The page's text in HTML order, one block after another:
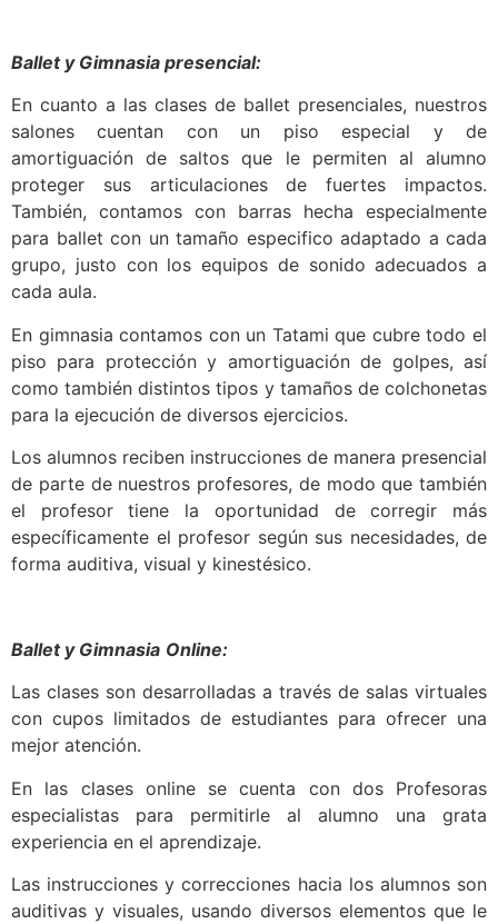
Ballet y Gimnasia presencial:
En cuanto a las clases de ballet presenciales, nuestros
salones cuentan con un piso especial y de
amortiguación de saltos que le permiten al alumno
proteger sus articulaciones de fuertes impactos.
También, contamos con barras hecha especialmente
para ballet con un tamaño especifico adaptado a cada
grupo, justo con los equipos de sonido adecuados a
cada aula.
En gimnasia contamos con un Tatami que cubre todo el
piso para protección y amortiguación de golpes, así
como también distintos tipos y tamaños de colchonetas
para la ejecución de diversos ejercicios.
Los alumnos reciben instrucciones de manera presencial
de parte de nuestros profesores, de modo que también
el profesor tiene la oportunidad de corregir más
específicamente el profesor según sus necesidades, de
forma auditiva, visual y kinestésico.
Ballet y Gimnasia Online:
Las clases son desarrolladas a través de salas virtuales
con cupos limitados de estudiantes para ofrecer una
mejor atención.
En las clases online se cuenta con dos Profesoras
especialistas para permitirle al alumno una grata
experiencia en el aprendizaje.
Las instrucciones y correcciones hacia los alumnos son
auditivas y visuales, usando diversos elementos que le